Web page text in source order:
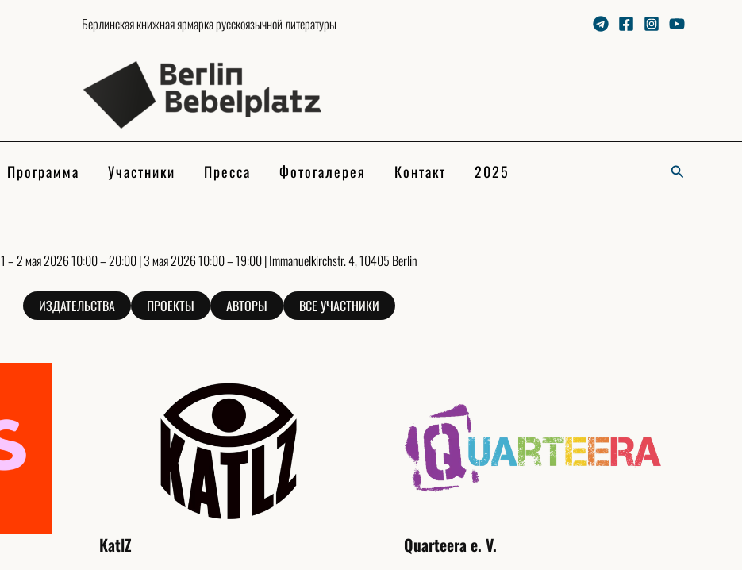
Берлинская книжная ярмарка русскоязычной литературы
Программа Участники Пресса Фотогалерея Контакт 2025 Search
1 – 2 мая 2026 10:00 – 20:00 | 3 мая 2026 10:00 – 19:00 | Immanuelkirchstr. 4, 10405 Berlin
ИЗДАТЕЛЬСТВА ПРОЕКТЫ АВТОРЫ ВСЕ УЧАСТНИКИ
KatlZ Quarteera e. V.